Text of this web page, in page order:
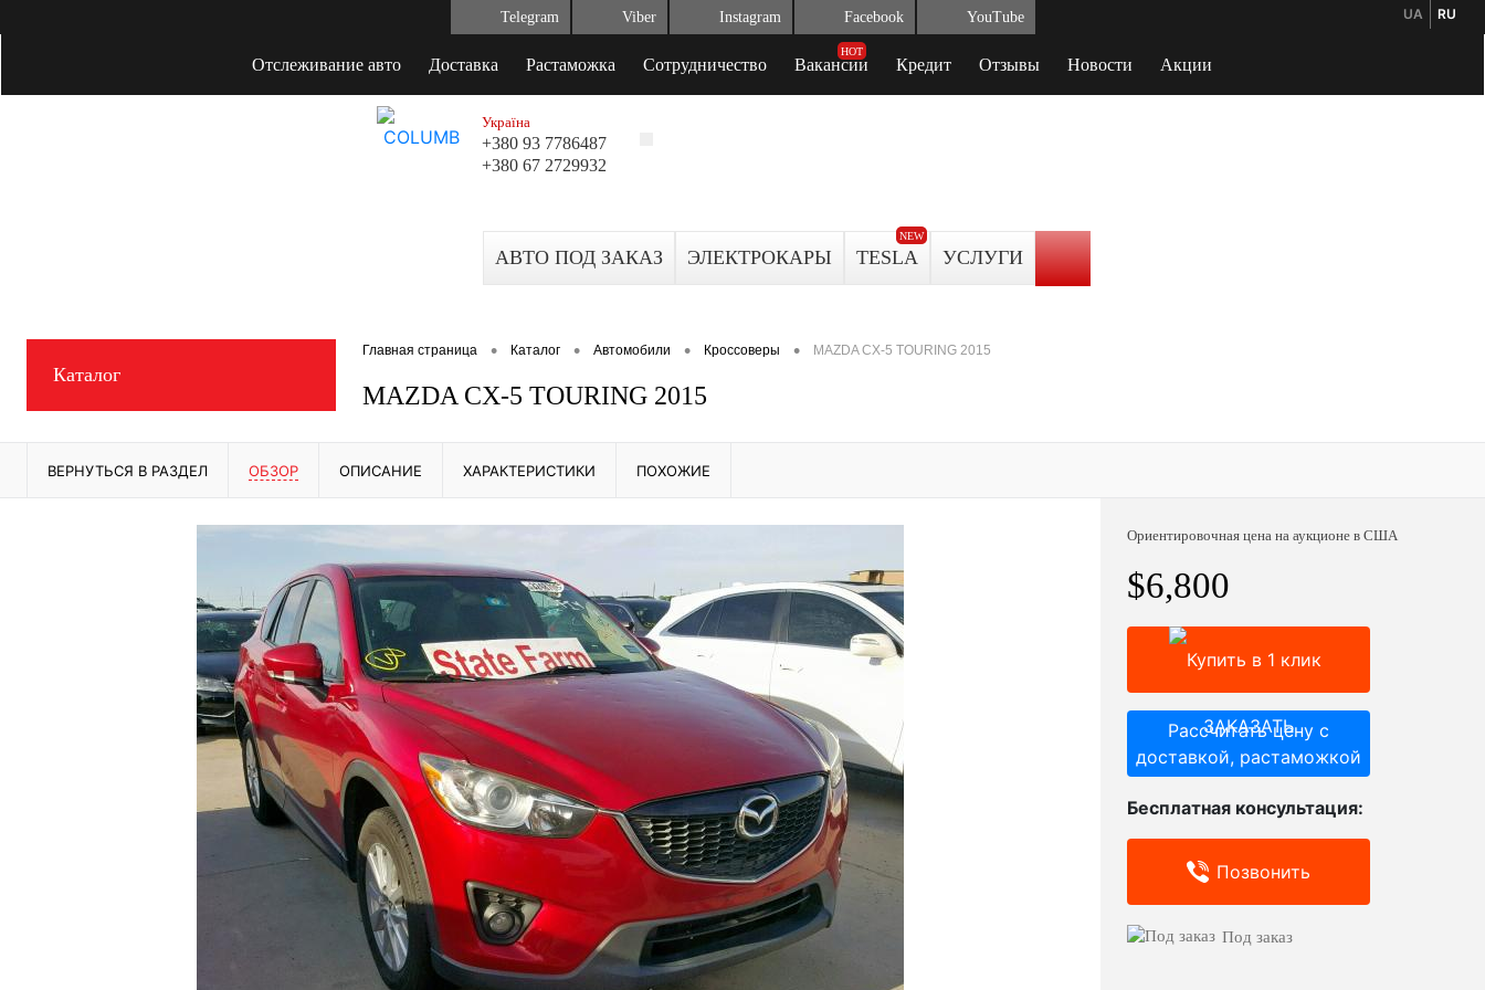
Telegram Viber Instagram Facebook YouTube UA RU
Отслеживание авто Доставка Растаможка Сотрудничество Вакансии Кредит Отзывы Новости Акции
Україна
+380 93 7786487
+380 67 2729932
АВТО ПОД ЗАКАЗ ЭЛЕКТРОКАРЫ TESLA УСЛУГИ
Каталог
Главная страница • Каталог • Автомобили • Кроссоверы • MAZDA CX-5 TOURING 2015
MAZDA CX-5 TOURING 2015
ВЕРНУТЬСЯ В РАЗДЕЛ ОБЗОР ОПИСАНИЕ ХАРАКТЕРИСТИКИ ПОХОЖИЕ
Ориентировочная цена на аукционе в США
$6,800
ЗАКАЗАТЬ
Рассчитать цену с
доставкой, растаможкой
Бесплатная консультация:
Позвонить
Под заказ